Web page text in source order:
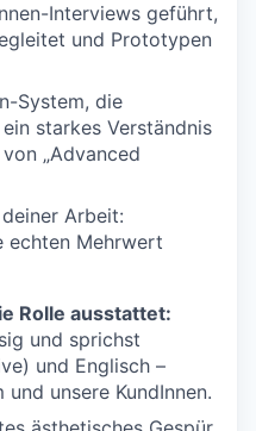
Interviews geführt,
und Prototypen
System, die
starkes Verständnis
„Advanced
Arbeit:
echten Mehrwert
Rolle ausstattet:
und sprichst
und Englisch –
unsere KundInnen.